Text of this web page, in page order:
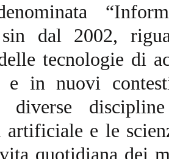
sin dal 2002,
tecnologie di
e in nuovi
diverse
e le
quotidiana dei